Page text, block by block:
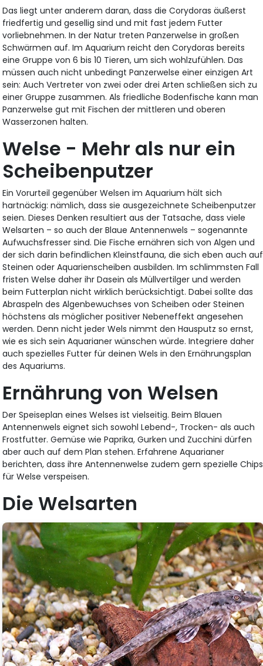
Das liegt unter anderem daran, dass die Corydoras äußerst
friedfertig und gesellig sind und mit fast jedem Futter
vorliebnehmen. In der Natur treten Panzerwelse in großen
Schwärmen auf. Im Aquarium reicht den Corydoras bereits
eine Gruppe von 6 bis 10 Tieren, um sich wohlzufühlen. Das
müssen auch nicht unbedingt Panzerwelse einer einzigen Art
sein: Auch Vertreter von zwei oder drei Arten schließen sich zu
einer Gruppe zusammen. Als friedliche Bodenfische kann man
Panzerwelse gut mit Fischen der mittleren und oberen
Wasserzonen halten.
Welse - Mehr als nur ein
Scheibenputzer
Ein Vorurteil gegenüber Welsen im Aquarium hält sich
hartnäckig: nämlich, dass sie ausgezeichnete Scheibenputzer
seien. Dieses Denken resultiert aus der Tatsache, dass viele
Welsarten – so auch der Blaue Antennenwels – sogenannte
Aufwuchsfresser sind. Die Fische ernähren sich von Algen und
der sich darin befindlichen Kleinstfauna, die sich eben auch auf
Steinen oder Aquarienscheiben ausbilden. Im schlimmsten Fall
fristen Welse daher ihr Dasein als Müllvertilger und werden
beim Futterplan nicht wirklich berücksichtigt. Dabei sollte das
Abraspeln des Algenbewuchses von Scheiben oder Steinen
höchstens als möglicher positiver Nebeneffekt angesehen
werden. Denn nicht jeder Wels nimmt den Hausputz so ernst,
wie es sich sein Aquarianer wünschen würde. Integriere daher
auch spezielles Futter für deinen Wels in den Ernährungsplan
des Aquariums.
Ernährung von Welsen
Der Speiseplan eines Welses ist vielseitig. Beim Blauen
Antennenwels eignet sich sowohl Lebend-, Trocken- als auch
Frostfutter. Gemüse wie Paprika, Gurken und Zucchini dürfen
aber auch auf dem Plan stehen. Erfahrene Aquarianer
berichten, dass ihre Antennenwelse zudem gern spezielle Chips
für Welse verspeisen.
Die Welsarten